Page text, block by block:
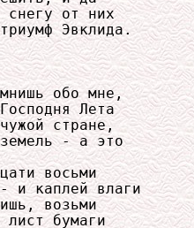
снегу от них
Эвклида.
обо мне,
Лета
стране,
- а это
восьми
и каплей влаги
возьми
лист бумаги